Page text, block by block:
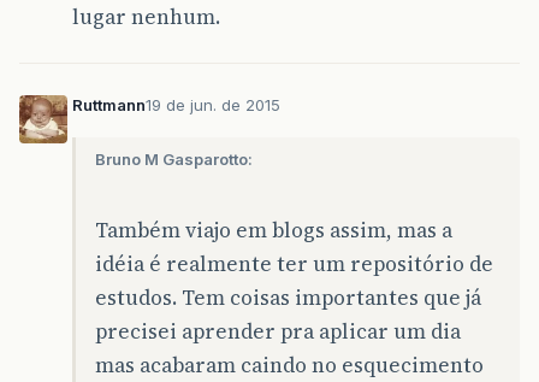
lugar nenhum.
Ruttmann19 de jun. de 2015
Bruno M Gasparotto:
Também viajo em blogs assim, mas a
idéia é realmente ter um repositório de
estudos. Tem coisas importantes que já
precisei aprender pra aplicar um dia
mas acabaram caindo no esquecimento